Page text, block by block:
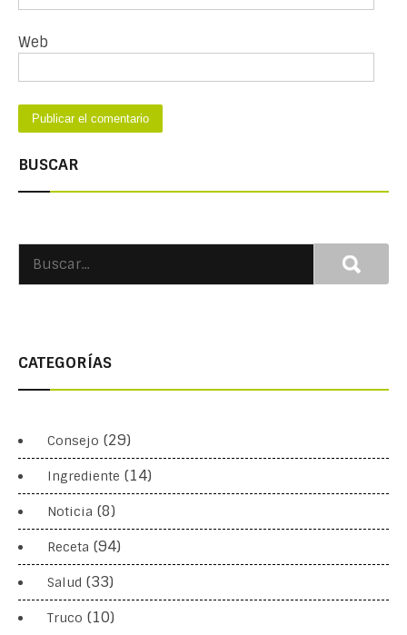
Web
BUSCAR
CATEGORÍAS
Consejo (29)
Ingrediente (14)
Noticia (8)
Receta (94)
Salud (33)
Truco (10)